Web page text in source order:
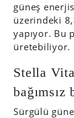
güneş
üzerindeki
yapıyor. Bu
üretebiliyor.
Stella
Sürgülü